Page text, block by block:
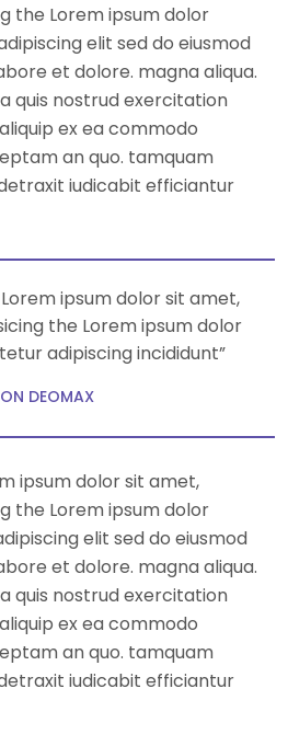
the Lorem ipsum dolor
elit sed do eiusmod
et dolore. magna aliqua.
quis nostrud exercitation
ex ea commodo
an quo. tamquam
iudicabit efficiantur
ipsum dolor sit amet,
the Lorem ipsum dolor
adipiscing incididunt”
DEOMAX
ipsum dolor sit amet,
the Lorem ipsum dolor
elit sed do eiusmod
et dolore. magna aliqua.
quis nostrud exercitation
ex ea commodo
an quo. tamquam
iudicabit efficiantur